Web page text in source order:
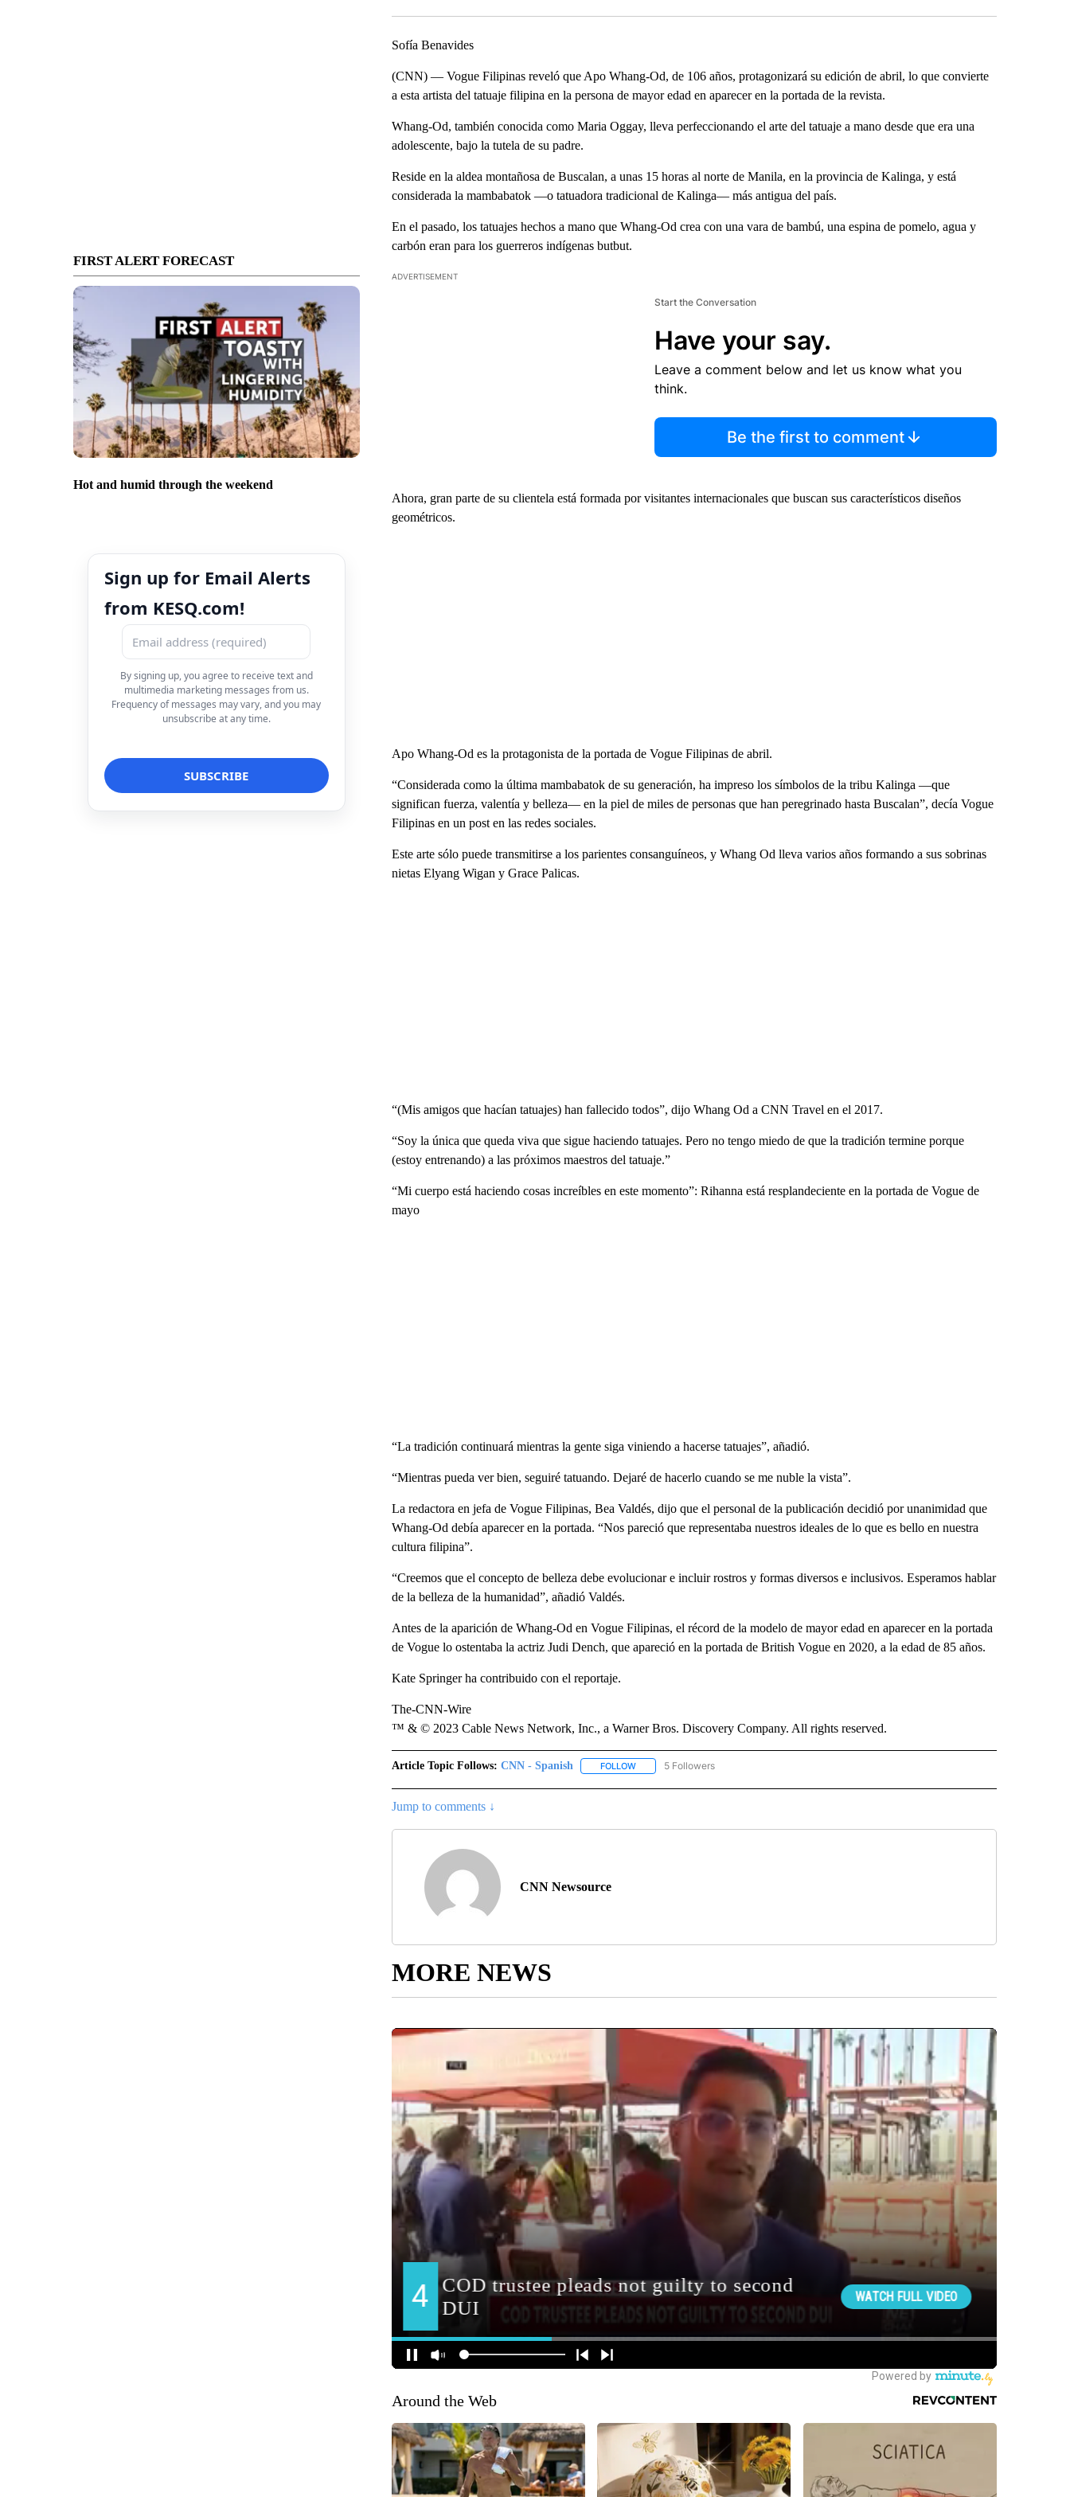
FIRST ALERT FORECAST
Hot and humid through the weekend
Sign up for Email Alerts
from KESQ.com!
By signing up, you agree to receive text and
multimedia marketing messages from us.
Frequency of messages may vary, and you may
unsubscribe at any time.
Sofía Benavides
(CNN) — Vogue Filipinas reveló que Apo Whang-Od, de 106 años, protagonizará su edición de abril, lo que convierte
a esta artista del tatuaje filipina en la persona de mayor edad en aparecer en la portada de la revista.
Whang-Od, también conocida como Maria Oggay, lleva perfeccionando el arte del tatuaje a mano desde que era una
adolescente, bajo la tutela de su padre.
Reside en la aldea montañosa de Buscalan, a unas 15 horas al norte de Manila, en la provincia de Kalinga, y está
considerada la mambabatok —o tatuadora tradicional de Kalinga— más antigua del país.
En el pasado, los tatuajes hechos a mano que Whang-Od crea con una vara de bambú, una espina de pomelo, agua y
carbón eran para los guerreros indígenas butbut.
ADVERTISEMENT
Start the Conversation
Have your say.
Leave a comment below and let us know what you
think.
Be the first to comment
Ahora, gran parte de su clientela está formada por visitantes internacionales que buscan sus característicos diseños
geométricos.
Apo Whang-Od es la protagonista de la portada de Vogue Filipinas de abril.
“Considerada como la última mambabatok de su generación, ha impreso los símbolos de la tribu Kalinga —que
significan fuerza, valentía y belleza— en la piel de miles de personas que han peregrinado hasta Buscalan”, decía Vogue
Filipinas en un post en las redes sociales.
Este arte sólo puede transmitirse a los parientes consanguíneos, y Whang Od lleva varios años formando a sus sobrinas
nietas Elyang Wigan y Grace Palicas.
“(Mis amigos que hacían tatuajes) han fallecido todos”, dijo Whang Od a CNN Travel en el 2017.
“Soy la única que queda viva que sigue haciendo tatuajes. Pero no tengo miedo de que la tradición termine porque
(estoy entrenando) a las próximos maestros del tatuaje.”
“Mi cuerpo está haciendo cosas increíbles en este momento”: Rihanna está resplandeciente en la portada de Vogue de
mayo
“La tradición continuará mientras la gente siga viniendo a hacerse tatuajes”, añadió.
“Mientras pueda ver bien, seguiré tatuando. Dejaré de hacerlo cuando se me nuble la vista”.
La redactora en jefa de Vogue Filipinas, Bea Valdés, dijo que el personal de la publicación decidió por unanimidad que
Whang-Od debía aparecer en la portada. “Nos pareció que representaba nuestros ideales de lo que es bello en nuestra
cultura filipina”.
“Creemos que el concepto de belleza debe evolucionar e incluir rostros y formas diversos e inclusivos. Esperamos hablar
de la belleza de la humanidad”, añadió Valdés.
Antes de la aparición de Whang-Od en Vogue Filipinas, el récord de la modelo de mayor edad en aparecer en la portada
de Vogue lo ostentaba la actriz Judi Dench, que apareció en la portada de British Vogue en 2020, a la edad de 85 años.
Kate Springer ha contribuido con el reportaje.
The-CNN-Wire
™ & © 2023 Cable News Network, Inc., a Warner Bros. Discovery Company. All rights reserved.
Article Topic Follows: CNN - Spanish FOLLOWFOLLOW "CNN - SPANISH" TO RECEIVE NOTIFICATIONS ABOUT NEW PAGES ON "CNN - SPANISH".
5 Followers
Jump to comments ↓
CNN Newsource
MORE NEWS
Around the Web